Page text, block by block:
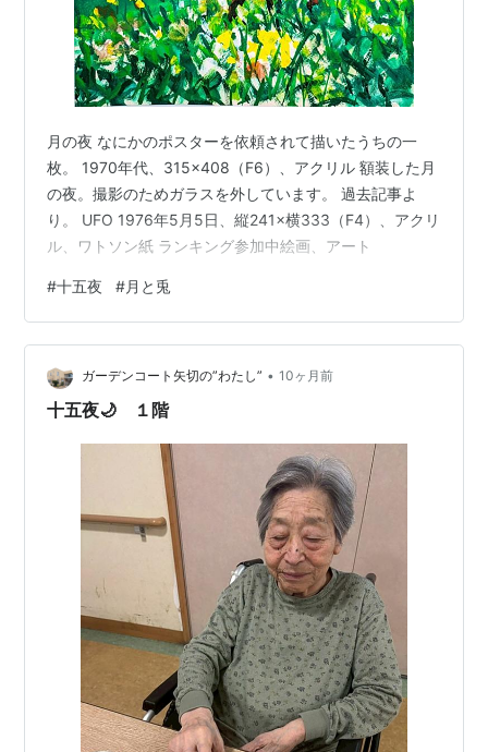
月の夜 なにかのポスターを依頼されて描いたうちの一
枚。 1970年代、315×408（F6）、アクリル 額装した月
の夜。撮影のためガラスを外しています。 過去記事よ
り。 UFO 1976年5月5日、縦241×横333（F4）、アクリ
ル、ワトソン紙 ランキング参加中絵画、アート
#十五夜 #月と兎
ガーデンコート矢切の”わたし” • 10ヶ月前
十五夜🌙 １階